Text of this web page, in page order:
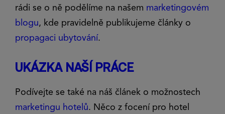
rádi se o ně podělíme na našem marketingovém
blogu, kde pravidelně publikujeme články o
propagaci ubytování.
UKÁZKA NAŠÍ PRÁCE
Podívejte se také na náš článek o možnostech
marketingu hotelů. Něco z focení pro hotel